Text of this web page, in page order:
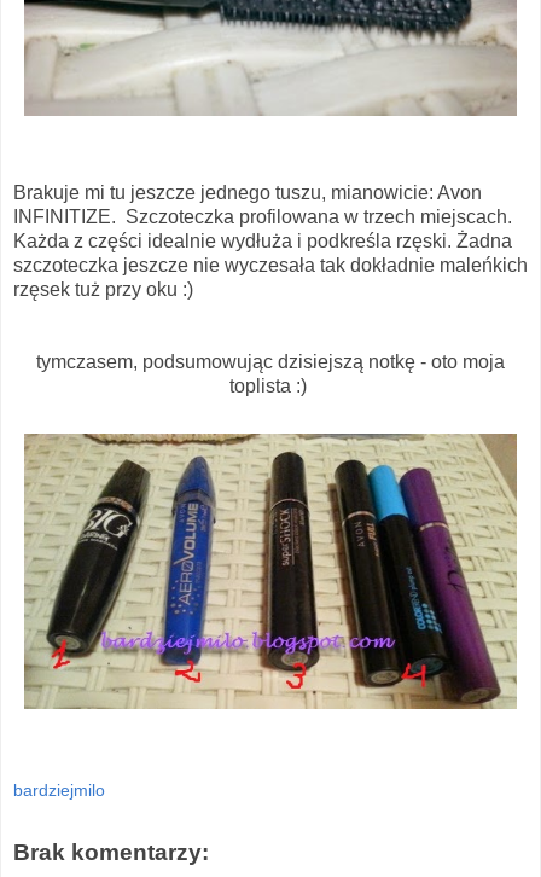
Brakuje mi tu jeszcze jednego tuszu, mianowicie: Avon
INFINITIZE. Szczoteczka profilowana w trzech miejscach.
Każda z części idealnie wydłuża i podkreśla rzęski. Żadna
szczoteczka jeszcze nie wyczesała tak dokładnie maleńkich
rzęsek tuż przy oku :)
tymczasem, podsumowując dzisiejszą notkę - oto moja
toplista :)
bardziejmilo
Brak komentarzy: